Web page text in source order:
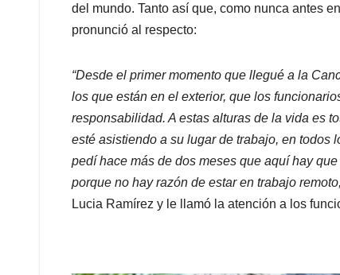
del mundo. Tanto así que, como nunca antes
pronunció al respecto:
“Desde el primer momento que llegué a la
los que están en el exterior, que los
responsabilidad. A estas alturas de la vida es
esté asistiendo a su lugar de trabajo, en
pedí hace más de dos meses que aquí hay
porque no hay razón de estar en trabajo
Lucia Ramírez y le llamó la atención a los